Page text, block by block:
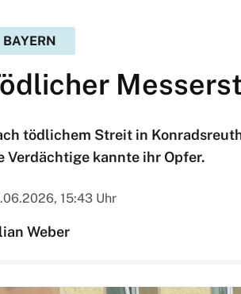
BAYERN
tödlichem Streit in
Verdächtige kannte ihr Opfer.
15:43 Uhr
Weber